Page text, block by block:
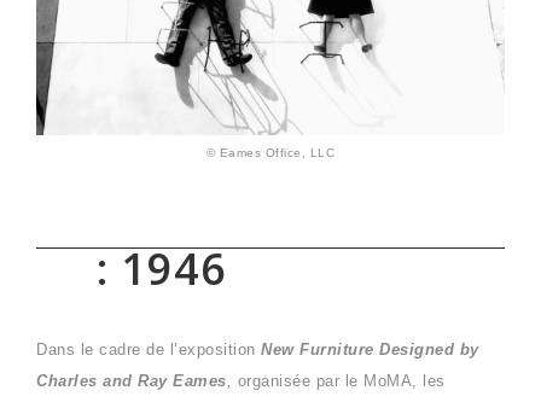
© Eames Office, LLC
: 1946
Dans le cadre de l’exposition New Furniture Designed by
Charles and Ray Eames, organisée par le MoMA, les